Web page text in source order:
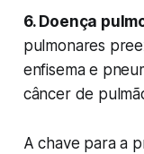
6. Doença
pulmonares
enfisema e
câncer de
A chave para a